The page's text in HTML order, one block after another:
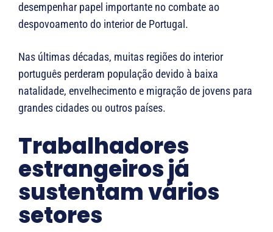
desempenhar papel importante no combate ao
despovoamento do interior de Portugal .
Nas últimas décadas, muitas regiões do interior
português perderam população devido à baixa
natalidade, envelhecimento e migração de jovens para
grandes cidades ou outros países.
Trabalhadores
estrangeiros já
sustentam vários
setores